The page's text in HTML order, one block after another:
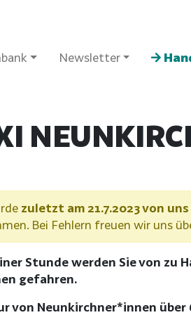
Newsletter
zuletzt am 21.7.2023 von
Bei Fehlern freuen wir uns
Stunde werden Sie von zu
gefahren.
von Neunkirchner*innen